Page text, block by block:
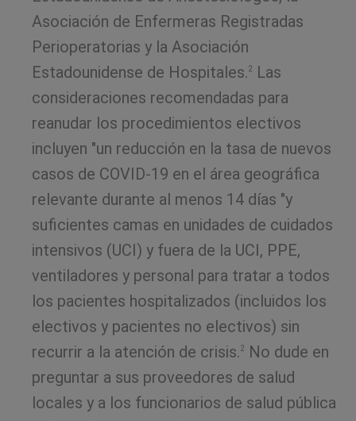
Asociación de Enfermeras Registradas
Perioperatorias y la Asociación
Estadounidense de Hospitales.2
Las
consideraciones recomendadas para
reanudar los procedimientos electivos
incluyen "un reducción en la tasa de nuevos
casos de COVID-19 en el área geográfica
relevante durante al menos 14 días "y
suficientes camas en unidades de cuidados
intensivos (UCI) y fuera de la UCI, PPE,
ventiladores y personal para tratar a todos
los pacientes hospitalizados (incluidos los
electivos y pacientes no electivos) sin
recurrir a la atención de crisis.2
No dude en
preguntar a sus proveedores de salud
locales y a los funcionarios de salud pública